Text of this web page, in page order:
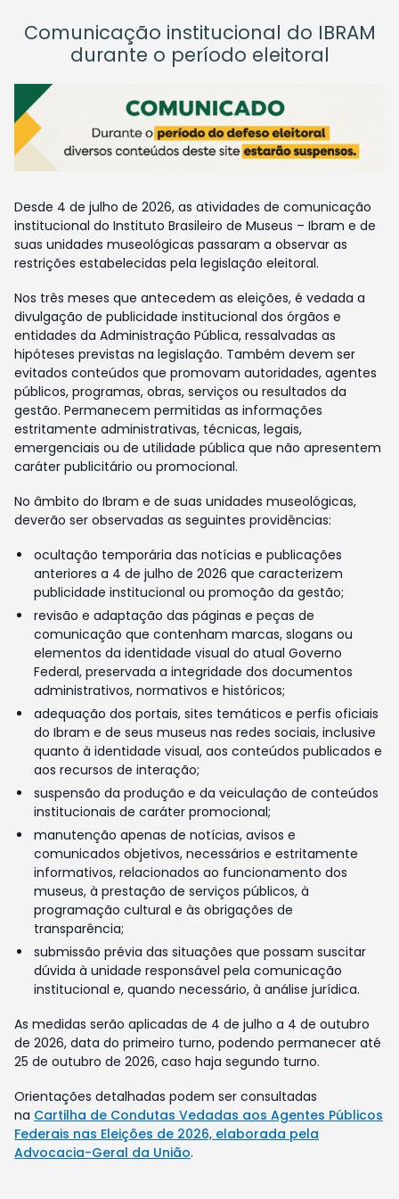
Comunicação institucional do IBRAM
durante o período eleitoral
Desde 4 de julho de 2026, as atividades de comunicação
institucional do Instituto Brasileiro de Museus – Ibram e de
suas unidades museológicas passaram a observar as
restrições estabelecidas pela legislação eleitoral.
Nos três meses que antecedem as eleições, é vedada a
divulgação de publicidade institucional dos órgãos e
entidades da Administração Pública, ressalvadas as
hipóteses previstas na legislação. Também devem ser
evitados conteúdos que promovam autoridades, agentes
públicos, programas, obras, serviços ou resultados da
gestão. Permanecem permitidas as informações
estritamente administrativas, técnicas, legais,
emergenciais ou de utilidade pública que não apresentem
caráter publicitário ou promocional.
No âmbito do Ibram e de suas unidades museológicas,
deverão ser observadas as seguintes providências:
ocultação temporária das notícias e publicações
anteriores a 4 de julho de 2026 que caracterizem
publicidade institucional ou promoção da gestão;
revisão e adaptação das páginas e peças de
comunicação que contenham marcas, slogans ou
elementos da identidade visual do atual Governo
Federal, preservada a integridade dos documentos
administrativos, normativos e históricos;
adequação dos portais, sites temáticos e perfis oficiais
do Ibram e de seus museus nas redes sociais, inclusive
quanto à identidade visual, aos conteúdos publicados e
aos recursos de interação;
suspensão da produção e da veiculação de conteúdos
institucionais de caráter promocional;
manutenção apenas de notícias, avisos e
comunicados objetivos, necessários e estritamente
informativos, relacionados ao funcionamento dos
museus, à prestação de serviços públicos, à
programação cultural e às obrigações de
transparência;
submissão prévia das situações que possam suscitar
dúvida à unidade responsável pela comunicação
institucional e, quando necessário, à análise jurídica.
As medidas serão aplicadas de 4 de julho a 4 de outubro
de 2026, data do primeiro turno, podendo permanecer até
25 de outubro de 2026, caso haja segundo turno.
Orientações detalhadas podem ser consultadas
na Cartilha de Condutas Vedadas aos Agentes Públicos
Federais nas Eleições de 2026, elaborada pela
Advocacia-Geral da União.